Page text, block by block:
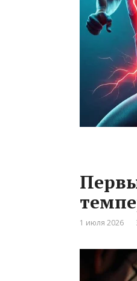
1 июля 2026